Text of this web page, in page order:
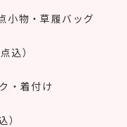
小物・草履バッグ
込）
・着付け
）